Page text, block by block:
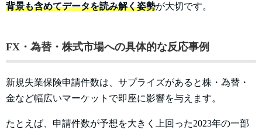
背景も含めてデータを読み解く姿勢が大切です。
FX・為替・株式市場への具体的な反応事例
新規失業保険申請件数は、サプライズがあると株・為替・
金など幅広いマーケットで即座に影響を与えます。
たとえば、申請件数が予想を大きく上回った2023年の一部